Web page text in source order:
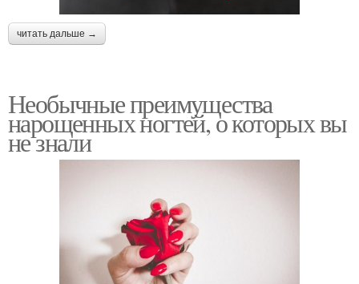
читать дальше →
Необычные преимущества
нарощенных ногтей, о которых вы
не знали